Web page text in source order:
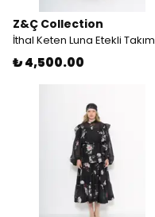
Z&Ç Collection
İthal Keten Luna Etekli Takım
₺ 4,500.00